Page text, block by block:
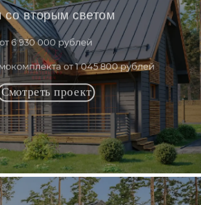
со вторым светом
от 6 930 000 рублей
от 1 045 800 рублей